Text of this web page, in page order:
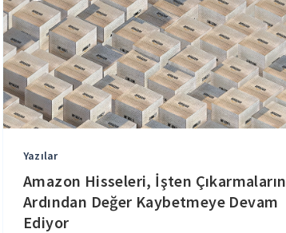
Yazılar
Amazon Hisseleri, İşten Çıkarmaların
Ardından Değer Kaybetmeye Devam
Ediyor